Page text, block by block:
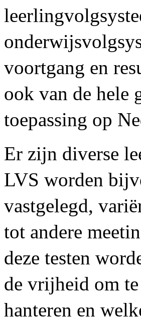
voortgang en
ook van de hele
toepassing op
Er zijn diverse
LVS worden
vastgelegd,
tot andere
deze testen
de vrijheid om
hanteren en